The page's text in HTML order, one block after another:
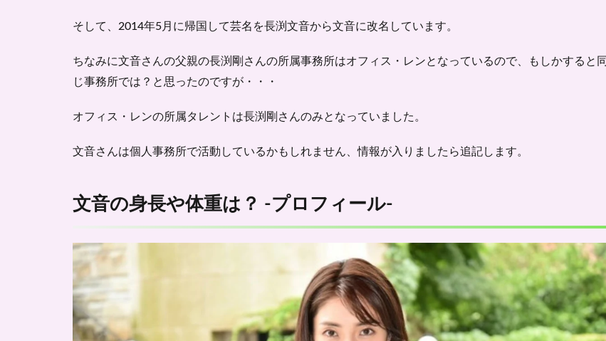
そして、2014年5月に帰国して芸名を長渕文音から文音に改名しています。
ちなみに文音さんの父親の長渕剛さんの所属事務所はオフィス・レンとなっているので、もしかすると同
じ事務所では？と思ったのですが・・・
オフィス・レンの所属タレントは長渕剛さんのみとなっていました。
文音さんは個人事務所で活動しているかもしれません、情報が入りましたら追記します。
文音の身長や体重は？ -プロフィール-